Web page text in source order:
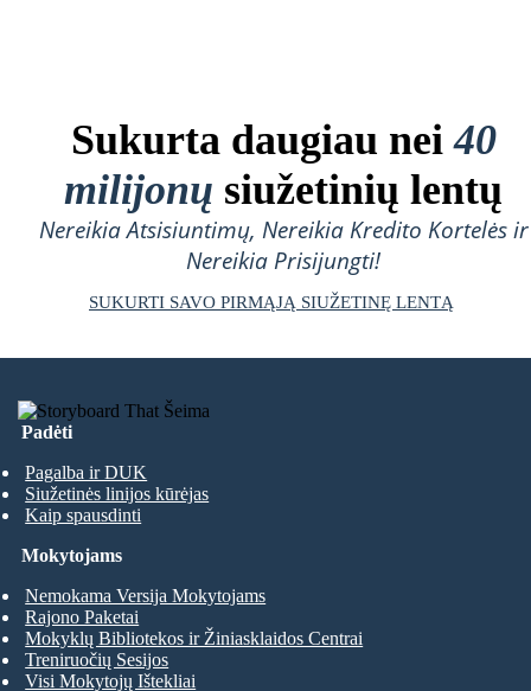
Sukurta daugiau nei40
milijonų siužetinių lentų
Nereikia Atsisiuntimų, Nereikia Kredito Kortelės ir
Nereikia Prisijungti!
SUKURTI SAVO PIRMĄJĄ SIUŽETINĘ LENTĄ
Padėti
Pagalba ir DUK
Siužetinės linijos kūrėjas
Kaip spausdinti
Mokytojams
Nemokama Versija Mokytojams
Rajono Paketai
Mokyklų Bibliotekos ir Žiniasklaidos Centrai
Treniruočių Sesijos
Visi Mokytojų Ištekliai